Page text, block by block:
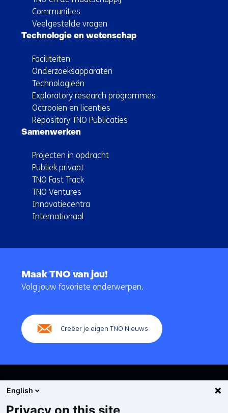
Communities
Veelgestelde vragen
Technologie en wetenschap
Faciliteiten
Onderzoeksapparaten
Technologieën
Exploratory research programmes
Octrooien en licenties
Repository TNO Publicaties
Samenwerken
Projecten in opdracht
Publiek privaat
TNO Fast Track
TNO Ventures
Innovatiecentra
Internationaal
navigatie
Maak TNO van jou!
Volg jouw favoriete onderwerpen.
Creëer je eigen TNO Nieuws
English